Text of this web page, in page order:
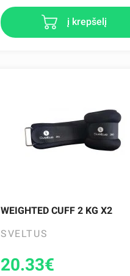
į krepšelį
WEIGHTED CUFF 2 KG X2
SVELTUS
20.33€